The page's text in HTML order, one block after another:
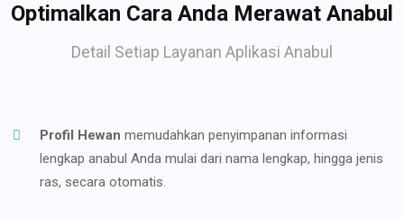
Optimalkan Cara Anda Merawat Anabul
Detail Setiap Layanan Aplikasi Anabul
Profil Hewan memudahkan penyimpanan informasi
lengkap anabul Anda mulai dari nama lengkap, hingga jenis
ras, secara otomatis.